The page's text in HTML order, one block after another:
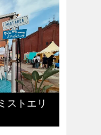
ストエリ